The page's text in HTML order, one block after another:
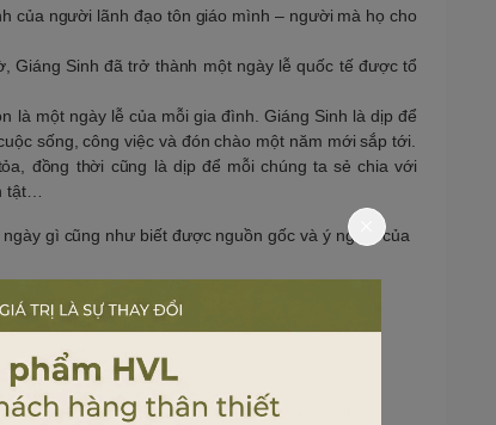
của người lãnh đạo tôn giáo mình – người mà họ cho
Giáng Sinh đã trở thành một ngày lễ quốc tế được tổ
là một ngày lễ của mỗi gia đình. Giáng Sinh là dịp để
sống, công việc và đón chào một năm mới sắp tới.
đồng thời cũng là dịp để mỗi chúng ta sẻ chia với
tật…
gì cũng như biết được nguồn gốc và ý nghĩa của
luôn mạnh khỏe, bình an và hạnh phúc.